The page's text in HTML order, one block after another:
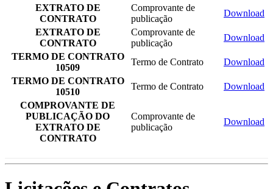
EXTRATO DE
CONTRATO
Comprovante de
publicação
Download
EXTRATO DE
CONTRATO
Comprovante de
publicação
Download
TERMO DE CONTRATO
10509
Termo de Contrato
Download
TERMO DE CONTRATO
10510
Termo de Contrato
Download
COMPROVANTE DE
PUBLICAÇÃO DO
EXTRATO DE
CONTRATO
Comprovante de
publicação
Download